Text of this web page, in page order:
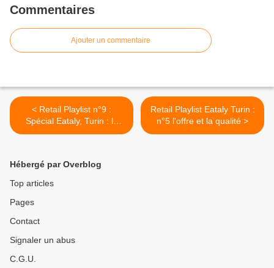
Commentaires
Ajouter un commentaire
< Retail Playlist n°9 :
Spécial Eataly, Turin : le
démarrage d'un concept
Retail Playlist Eataly Turin :
n°5 l'offre et la qualité >
Hébergé par Overblog
Top articles
Pages
Contact
Signaler un abus
C.G.U.